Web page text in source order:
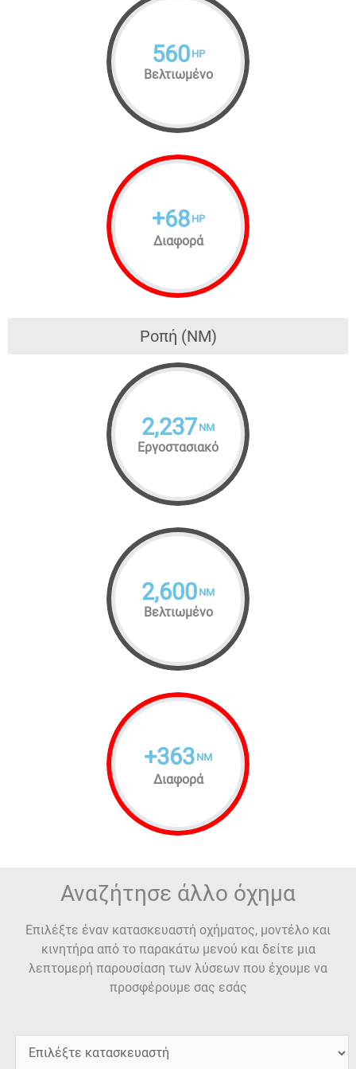
560 HP
Βελτιωμένο
+68 HP
Διαφορά
Ροπή (NM)
2,237 NM
Εργοστασιακό
2,600 NM
Βελτιωμένο
+363 NM
Διαφορά
Αναζήτησε άλλο όχημα
Επιλέξτε έναν κατασκευαστή οχήματος, μοντέλο και
κινητήρα από το παρακάτω μενού και δείτε μια
λεπτομερή παρουσίαση των λύσεων που έχουμε να
προσφέρουμε σας εσάς